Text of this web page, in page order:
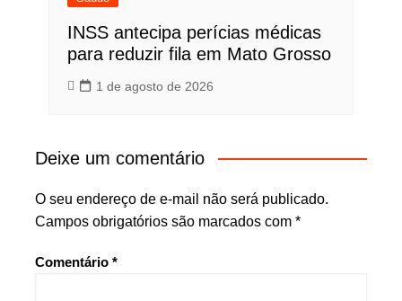
INSS antecipa perícias médicas
para reduzir fila em Mato Grosso
1 de agosto de 2026
Deixe um comentário
O seu endereço de e-mail não será publicado.
Campos obrigatórios são marcados com *
Comentário *